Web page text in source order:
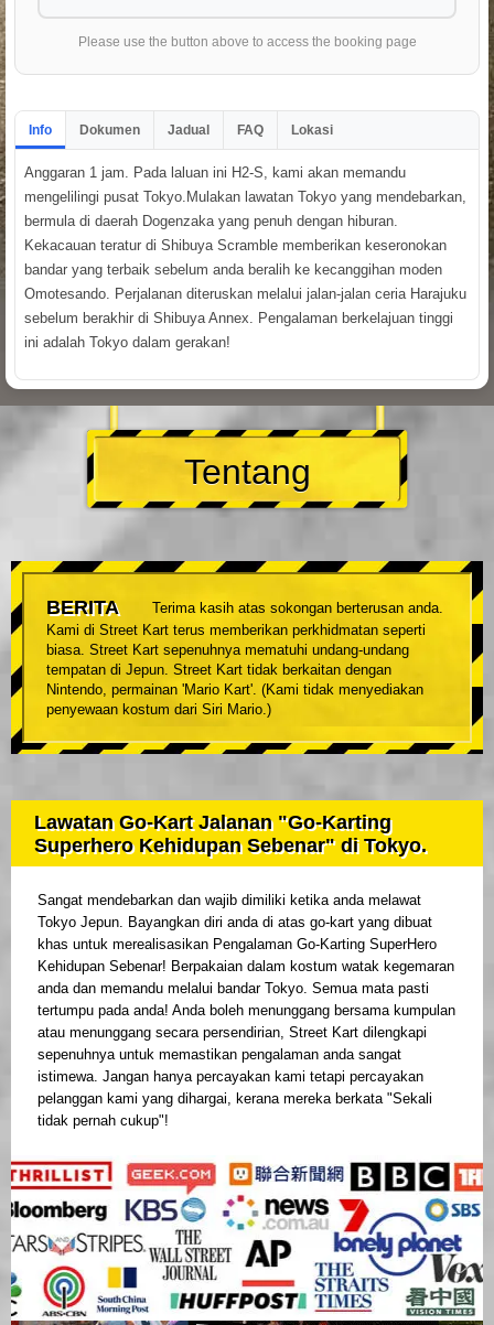
Please use the button above to access the booking page
Info Dokumen Jadual FAQ Lokasi
Anggaran 1 jam. Pada laluan ini H2-S, kami akan memandu
mengelilingi pusat Tokyo.Mulakan lawatan Tokyo yang mendebarkan,
bermula di daerah Dogenzaka yang penuh dengan hiburan.
Kekacauan teratur di Shibuya Scramble memberikan keseronokan
bandar yang terbaik sebelum anda beralih ke kecanggihan moden
Omotesando. Perjalanan diteruskan melalui jalan-jalan ceria Harajuku
sebelum berakhir di Shibuya Annex. Pengalaman berkelajuan tinggi
ini adalah Tokyo dalam gerakan!
Tentang
BERITA
Terima kasih atas sokongan berterusan anda.
Kami di Street Kart terus memberikan perkhidmatan seperti
biasa. Street Kart sepenuhnya mematuhi undang-undang
tempatan di Jepun. Street Kart tidak berkaitan dengan
Nintendo, permainan 'Mario Kart'. (Kami tidak menyediakan
penyewaan kostum dari Siri Mario.)
Lawatan Go-Kart Jalanan "Go-Karting
Superhero Kehidupan Sebenar" di Tokyo.
Sangat mendebarkan dan wajib dimiliki ketika anda melawat
Tokyo Jepun. Bayangkan diri anda di atas go-kart yang dibuat
khas untuk merealisasikan Pengalaman Go-Karting SuperHero
Kehidupan Sebenar! Berpakaian dalam kostum watak kegemaran
anda dan memandu melalui bandar Tokyo. Semua mata pasti
tertumpu pada anda! Anda boleh menunggang bersama kumpulan
atau menunggang secara persendirian, Street Kart dilengkapi
sepenuhnya untuk memastikan pengalaman anda sangat
istimewa. Jangan hanya percayakan kami tetapi percayakan
pelanggan kami yang dihargai, kerana mereka berkata "Sekali
tidak pernah cukup"!